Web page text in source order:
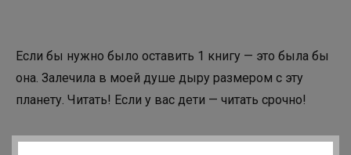
Если бы нужно было оставить 1 книгу — это была бы
она. Залечила в моей душе дыру размером с эту
планету. Читать! Если у вас дети — читать срочно!